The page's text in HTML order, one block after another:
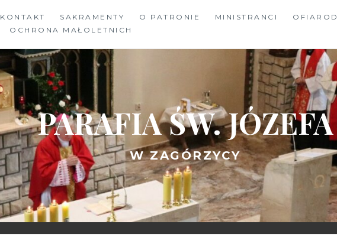
KONTAKT SAKRAMENTY O PATRONIE MINISTRANCI
OCHRONA MAŁOLETNICH
PARAFIA ŚW. JÓZEFA
W ZAGÓRZYCY